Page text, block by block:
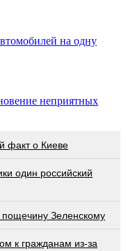
на одну
неприятных
факт о Киеве
один российский
Зеленскому
к гражданам из-за